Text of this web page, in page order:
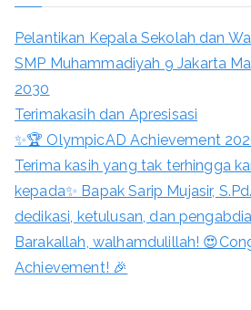
Pelantikan Kepala Sekolah dan
SMP Muhammadiyah 9 Jakarta
2030
Terimakasih dan Apresisasi
✨🏆 OlympicAD Achievement
Terima kasih yang tak terhingga
kepada✨ Bapak Sarip Mujasir,
dedikasi, ketulusan, dan
Barakallah, walhamdulillah!
Achievement! 🎉